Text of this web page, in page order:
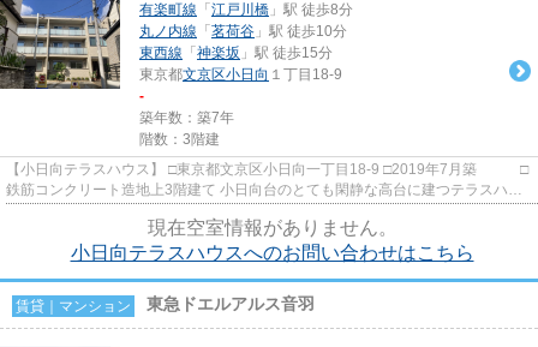
有楽町線 「 江戸川橋 」駅 徒歩8分
丸ノ内線 「 茗荷谷 」駅 徒歩10分
東西線 「 神楽坂 」駅 徒歩15分
東京都文京区小日向 １丁目18-9
-
築年数：築7年
階数：3階建
【小日向テラスハウス】 □東京都文京区小日向一丁目18-9 □2019年7月築 □
鉄筋コンクリート造地上3階建て 小日向台のとても閑静な高台に建つテラスハウ
現在空室情報がありません。
小日向テラスハウスへのお問い合わせはこちら
賃貸｜マンション 東急ドエルアルス音羽